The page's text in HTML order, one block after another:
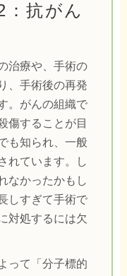
：抗がん
治療や、手術の
、手術後の再発
。がんの組織で
傷することが目
も知られ、一般
れています。し
なかったかもし
しすぎて手術で
対処するには欠
って「分子標的